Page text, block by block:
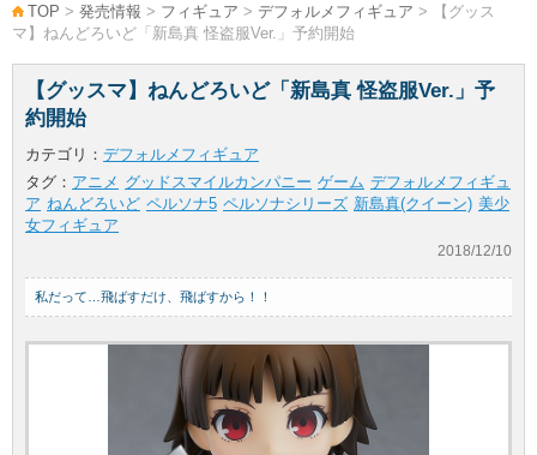
TOP > 発売情報 > フィギュア > デフォルメフィギュア > 【グッス
マ】ねんどろいど「新島真 怪盗服Ver.」予約開始
【グッスマ】ねんどろいど「新島真 怪盗服Ver.」予
約開始
カテゴリ： デフォルメフィギュア
タグ： アニメ グッドスマイルカンパニー ゲーム デフォルメフィギュ
ア ねんどろいど ペルソナ5 ペルソナシリーズ 新島真(クイーン) 美少
女フィギュア
2018/12/10
私だって…飛ばすだけ、飛ばすから！！